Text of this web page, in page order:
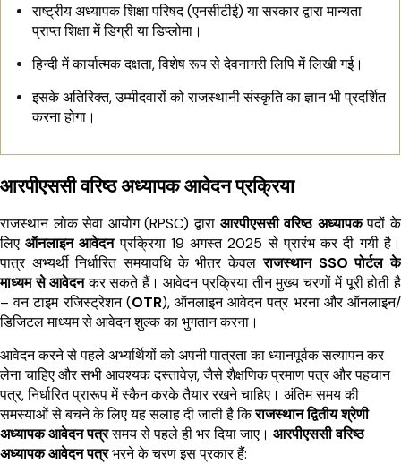
राष्ट्रीय अध्यापक शिक्षा परिषद (एनसीटीई) या सरकार द्वारा मान्यता
प्राप्त शिक्षा में डिग्री या डिप्लोमा।
हिन्दी में कार्यात्मक दक्षता, विशेष रूप से देवनागरी लिपि में लिखी गई।
इसके अतिरिक्त, उम्मीदवारों को राजस्थानी संस्कृति का ज्ञान भी प्रदर्शित
करना होगा।
आरपीएससी वरिष्ठ अध्यापक आवेदन प्रक्रिया
राजस्थान लोक सेवा आयोग (RPSC) द्वारा आरपीएससी वरिष्ठ अध्यापकपदों के
लिए ऑनलाइन आवेदनप्रक्रिया 19 अगस्त 2025 से प्रारंभ कर दी गयी है।
पात्र अभ्यर्थी निर्धारित समयावधि के भीतर केवलराजस्थान SSO पोर्टल के
माध्यम से आवेदनकर सकते हैं। आवेदन प्रक्रिया तीन मुख्य चरणों में पूरी होती है
– वन टाइम रजिस्ट्रेशन (OTR), ऑनलाइन आवेदन पत्र भरना और ऑनलाइन/
डिजिटल माध्यम से आवेदन शुल्क का भुगतान करना।
आवेदन करने से पहले अभ्यर्थियों को अपनी पात्रता का ध्यानपूर्वक सत्यापन कर
लेना चाहिए और सभी आवश्यक दस्तावेज़, जैसे शैक्षणिक प्रमाण पत्र और पहचान
पत्र, निर्धारित प्रारूप में स्कैन करके तैयार रखने चाहिए। अंतिम समय की
समस्याओं से बचने के लिए यह सलाह दी जाती है किराजस्थान द्वितीय श्रेणी
अध्यापक आवेदन पत्रसमय से पहले ही भर दिया जाए। आरपीएससी वरिष्ठ
अध्यापक आवेदन पत्रभरने के चरण इस प्रकार हैं: